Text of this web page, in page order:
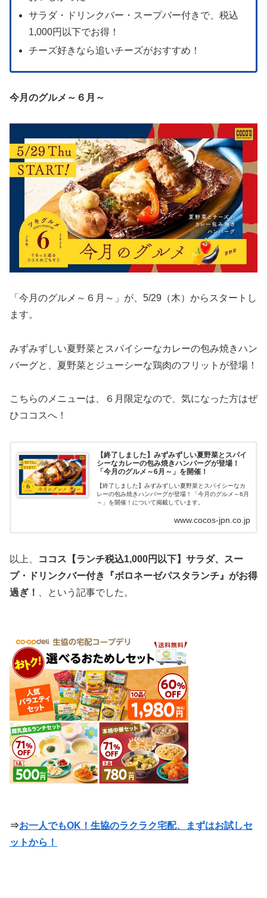
サラダ・ドリンクバー・スープバー付きで、税込
1,000円以下でお得！
チーズ好きなら追いチーズがおすすめ！
今月のグルメ～６月～
「今月のグルメ～６月～」が、5/29（木）からスタートし
ます。
みずみずしい夏野菜とスパイシーなカレーの包み焼きハン
バーグと、夏野菜とジューシーな鶏肉のフリットが登場！
こちらのメニューは、６月限定なので、気になった方はぜ
ひココスへ！
【終了しました】みずみずしい夏野菜とスパイ
シーなカレーの包み焼きハンバーグが登場！
「今月のグルメ～6月～」を開催！
【終了しました】みずみずしい夏野菜とスパイシーなカ
レーの包み焼きハンバーグが登場！「今月のグルメ～6月
～」を開催！について掲載しています。
www.cocos-jpn.co.jp
以上、
ココス【ランチ税込1,000円以下】サラダ、スー
プ・ドリンクバー付き『ボロネーゼパスタランチ』がお得
過ぎ！
、という記事でした。
⇒お一人でもOK！生協のラクラク宅配、まずはお試しセ
ットから！